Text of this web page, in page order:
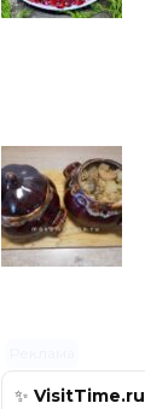
✨ VisitTime.ru